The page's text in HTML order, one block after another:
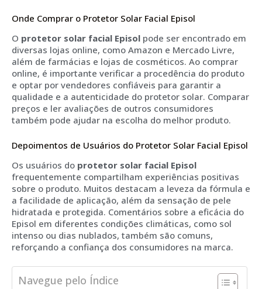
Onde Comprar o Protetor Solar Facial Episol
O protetor solar facial Episol pode ser encontrado em
diversas lojas online, como Amazon e Mercado Livre,
além de farmácias e lojas de cosméticos. Ao comprar
online, é importante verificar a procedência do produto
e optar por vendedores confiáveis para garantir a
qualidade e a autenticidade do protetor solar. Comparar
preços e ler avaliações de outros consumidores
também pode ajudar na escolha do melhor produto.
Depoimentos de Usuários do Protetor Solar Facial Episol
Os usuários do protetor solar facial Episol
frequentemente compartilham experiências positivas
sobre o produto. Muitos destacam a leveza da fórmula e
a facilidade de aplicação, além da sensação de pele
hidratada e protegida. Comentários sobre a eficácia do
Episol em diferentes condições climáticas, como sol
intenso ou dias nublados, também são comuns,
reforçando a confiança dos consumidores na marca.
Navegue pelo Índice